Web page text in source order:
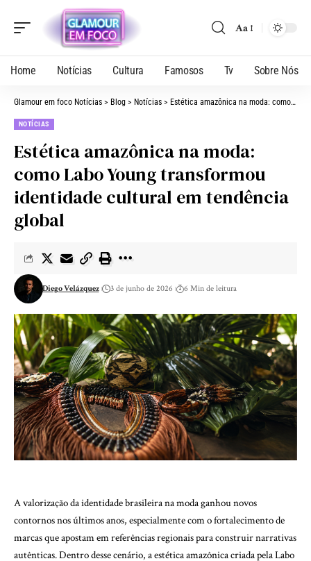
Aa
Home Notícias Cultura Famosos Tv Sobre Nós
Glamour em foco Notícias > Blog > Notícias > Estética amazônica na moda: como Labo Young transformou identidade cultural em tendência global
NOTÍCIAS
Estética amazônica na moda:
como Labo Young transformou
identidade cultural em tendência
global
Diego Velázquez 3 de junho de 2026 6 Min de leitura
A valorização da identidade brasileira na moda ganhou novos
contornos nos últimos anos, especialmente com o fortalecimento de
marcas que apostam em referências regionais para construir narrativas
autênticas. Dentro desse cenário, a estética amazônica criada pela Labo